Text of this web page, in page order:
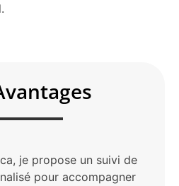
je propose un suivi de
pour accompagner